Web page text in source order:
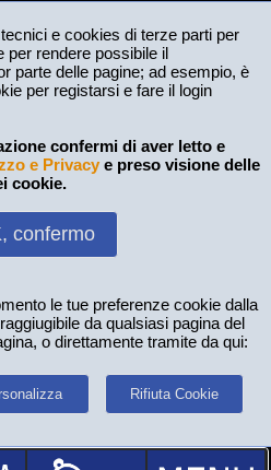
e cookies di terze parti per
per rendere possibile il
parte delle pagine; ad esempio, è
per registarsi e fare il login
confermi di aver letto e
e Privacy e preso visione delle
cookie.
confermo
le tue preferenze cookie dalla
da qualsiasi pagina del
o direttamente tramite da qui:
Rifiuta Cookie